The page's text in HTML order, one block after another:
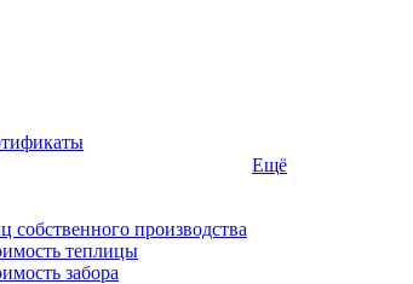
собственного производства
теплицы
забора
Ещё